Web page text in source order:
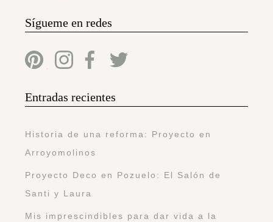
Sígueme en redes
Entradas recientes
Historia de una reforma: Proyecto en
Arroyomolinos
Proyecto Deco en Pozuelo: El Salón de
Santi y Laura
Mis imprescindibles para dar vida a la